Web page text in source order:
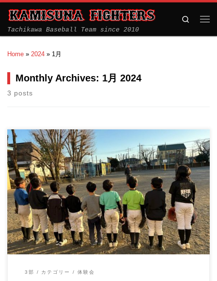
Tachikawa Baseball Team since 2010
Search
Home » 2024 » 1月
Monthly Archives: 1月 2024
3 posts
2月の体験会のお知らせです。 事前の申し込みは不要です。 興味
のある方は、直接お […]
3部 カテゴリー 体験会